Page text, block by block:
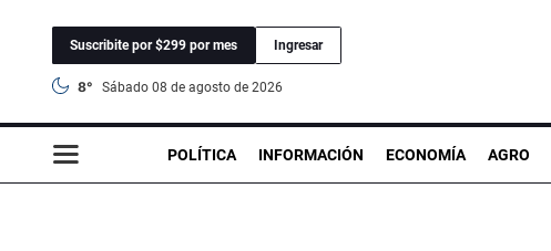
Suscribite por $299 por mes Ingresar
8° sábado 08 de agosto de 2026
POLÍTICA INFORMACIÓN ECONOMÍA AGRO